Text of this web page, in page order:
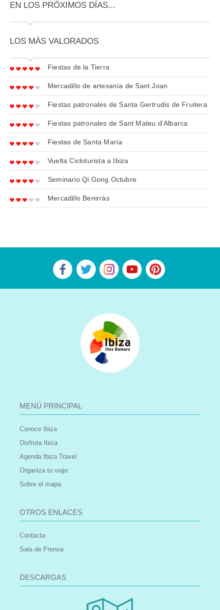
EN LOS PRÓXIMOS DÍAS...
LOS MÁS VALORADOS
Fiestas de la Tierra
Mercadillo de artesanía de Sant Joan
Fiestas patronales de Santa Gertrudis de Fruitera
Fiestas patronales de Sant Mateu d’Albarca
Fiestas de Santa María
Vuelta Cicloturista a Ibiza
Seminario Qi Gong Octubre
Mercadillo Benirrás
MENÚ PRINCIPAL
Conoce Ibiza
Disfruta Ibiza
Agenda Ibiza Travel
Organiza tu viaje
Sobre el mapa
OTROS ENLACES
Contacta
Sala de Prensa
DESCARGAS